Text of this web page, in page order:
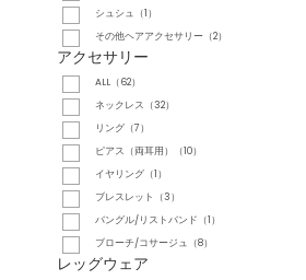
シュシュ（1）
その他ヘアアクセサリー（2）
アクセサリー
ALL（62）
ネックレス（32）
リング（7）
ピアス（両耳用）（10）
イヤリング（1）
ブレスレット（3）
バングル/リストバンド（1）
ブローチ/コサージュ（8）
レッグウェア